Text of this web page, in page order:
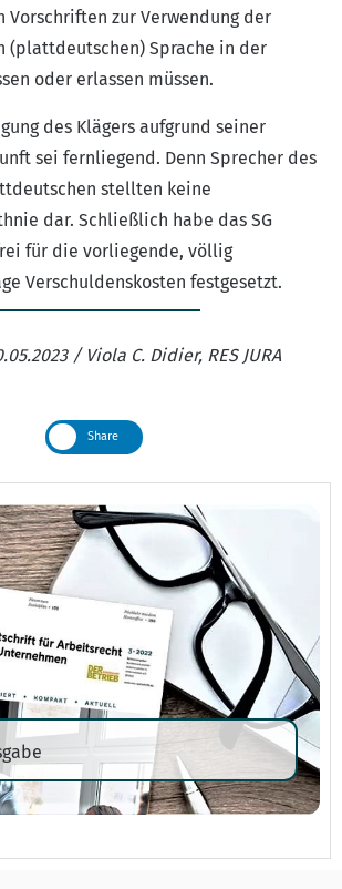
Vorschriften zur Verwendung der
(plattdeutschen) Sprache in der
oder erlassen müssen.
des Klägers aufgrund seiner
sei fernliegend. Denn Sprecher des
stellten keine
dar. Schließlich habe das SG
für die vorliegende, völlig
Verschuldenskosten festgesetzt.
/ Viola C. Didier, RES JURA
Share